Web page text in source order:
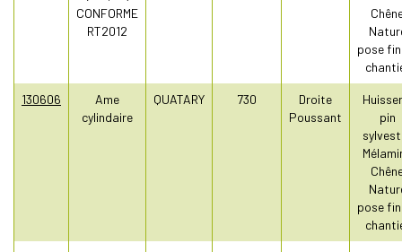
CONFORME
RT2012
pose
130606
Ame
cylindaire
QUATARY 730
Droite
Poussant
pin
pose